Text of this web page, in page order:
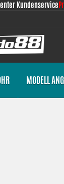
Kundenservice
MODELL